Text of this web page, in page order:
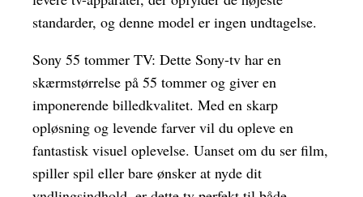
standarder, og denne model er ingen undtagelse.
Sony 55 tommer TV: Dette Sony-tv har en
skærmstørrelse på 55 tommer og giver en
imponerende billedkvalitet. Med en skarp
opløsning og levende farver vil du opleve en
fantastisk visuel oplevelse. Uanset om du ser film,
spiller spil eller bare ønsker at nyde dit